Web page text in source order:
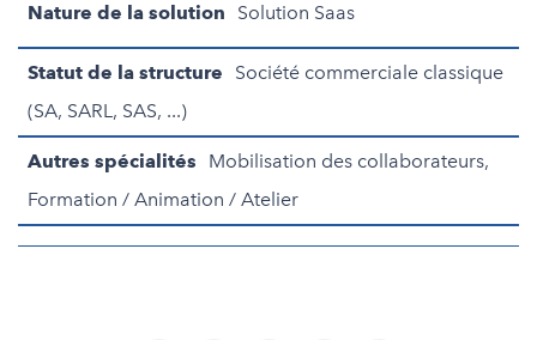
Nature de la solution Solution Saas
Statut de la structure
Société commerciale classique
(SA, SARL, SAS, ...)
Autres spécialités
Mobilisation des collaborateurs,
Formation / Animation / Atelier